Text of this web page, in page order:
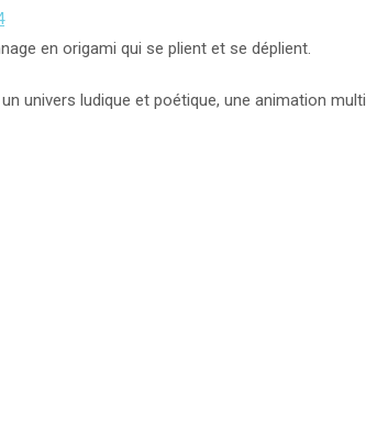
en origami qui se plient et se déplient.
univers ludique et poétique, une animation